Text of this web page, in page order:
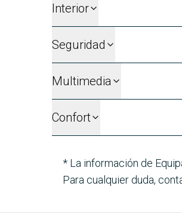
Interior
Seguridad
Multimedia
Confort
* La información de
Para cualquier duda,